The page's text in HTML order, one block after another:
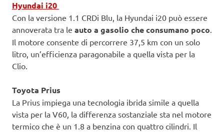
Hyundai i20
Con la versione 1.1 CRDi Blu, la Hyundai i20 può essere
annoverata tra le auto a gasolio che consumano poco.
Il motore consente di percorrere 37,5 km con un solo
litro, un’efficienza paragonabile a quella vista per la
Clio.
Toyota Prius
La Prius impiega una tecnologia ibrida simile a quella
vista per la V60, la differenza sostanziale sta nel motore
termico che è un 1.8 a benzina con quattro cilindri. Il